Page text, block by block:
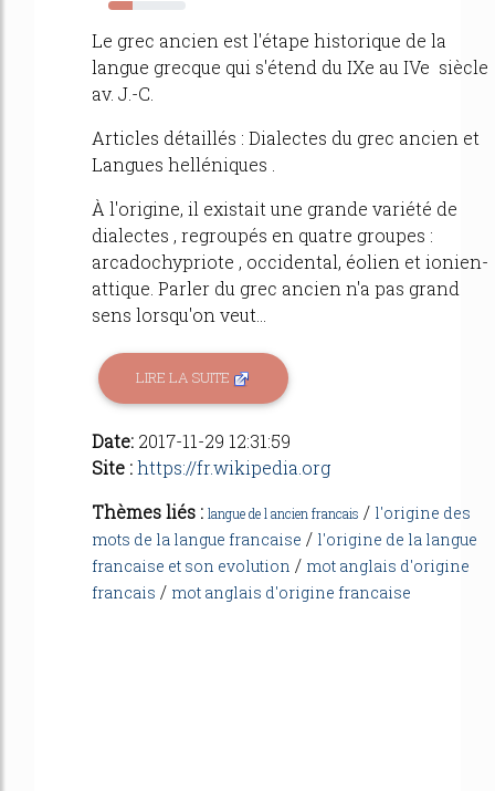
32%
Le grec ancien est l'étape historique de la
langue grecque qui s'étend du IXe au IVe siècle
av. J.-C.
Articles détaillés : Dialectes du grec ancien et
Langues helléniques .
À l'origine, il existait une grande variété de
dialectes , regroupés en quatre groupes :
arcadochypriote , occidental, éolien et ionien-
attique. Parler du grec ancien n'a pas grand
sens lorsqu'on veut...
LIRE LA SUITE
Date: 2017-11-29 12:31:59
Site :https://fr.wikipedia.org
Thèmes liés : langue de l ancien francais / l'origine des
mots de la langue francaise / l'origine de la langue
francaise et son evolution / mot anglais d'origine
francais / mot anglais d'origine francaise